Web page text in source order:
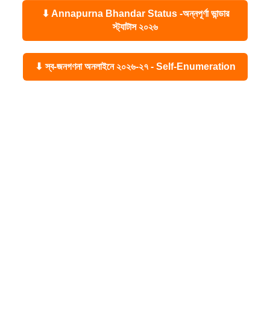
⬇ Annapurna Bhandar Status -অন্নপূর্ণা ভান্ডার
স্ট্যাটাস ২০২৬
⬇ স্ব-জনগণনা অনলাইনে ২০২৬-২৭ - Self-Enumeration